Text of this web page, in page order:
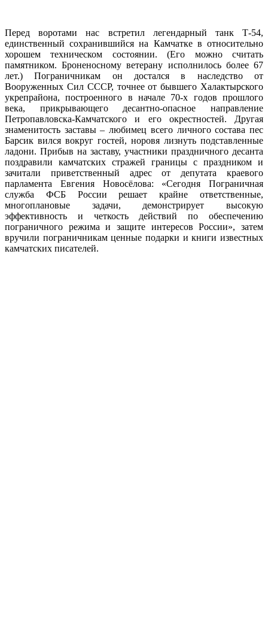
Перед воротами нас встретил легендарный танк Т-54,
единственный сохранившийся на Камчатке в относительно
хорошем техническом состоянии. (Его можно считать
памятником. Броненосному ветерану исполнилось более 67
лет.) Пограничникам он достался в наследство от
Вооруженных Сил СССР, точнее от бывшего Халактырского
укрепрайона, построенного в начале 70-х годов прошлого
века, прикрывающего десантно-опасное направление
Петропавловска-Камчатского и его окрестностей. Другая
знаменитость заставы – любимец всего личного состава пес
Барсик вился вокруг гостей, норовя лизнуть подставленные
ладони. Прибыв на заставу, участники праздничного десанта
поздравили камчатских стражей границы с праздником и
зачитали приветственный адрес от депутата краевого
парламента Евгения Новосёлова: «Сегодня Пограничная
служба ФСБ России решает крайне ответственные,
многоплановые задачи, демонстрирует высокую
эффективность и четкость действий по обеспечению
пограничного режима и защите интересов России», затем
вручили пограничникам ценные подарки и книги известных
камчатских писателей.